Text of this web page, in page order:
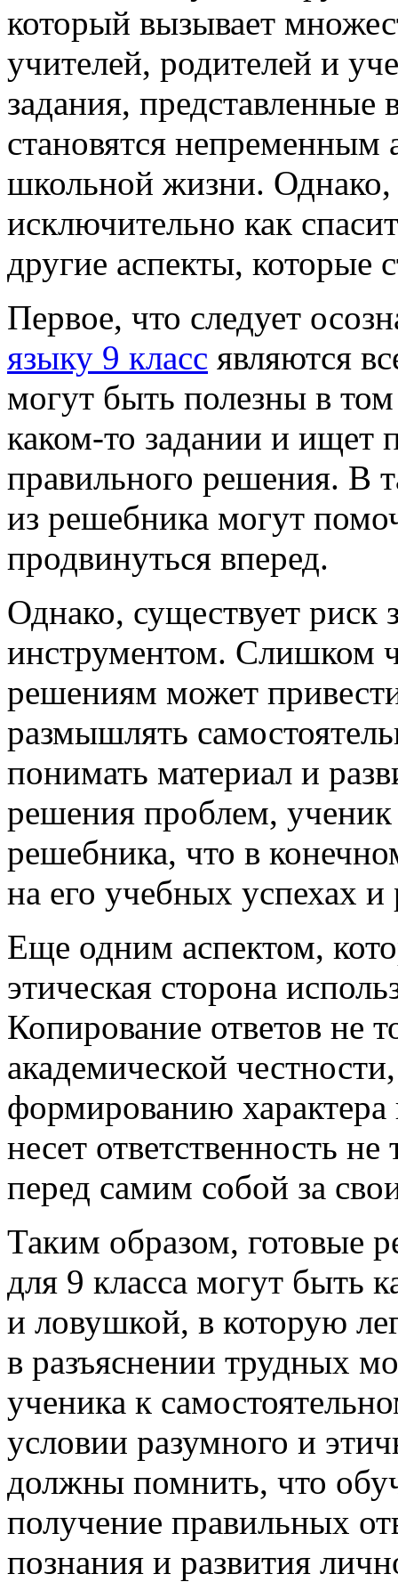
который вызывает
учителей, родителей и
задания,
становятся непременным
школьной жизни. Однако,
исключительно как
другие аспекты, которые
Первое, что следует
языку 9 класс являются
могут быть полезны в
каком-то задании и ищет
правильного решения. В
из решебника могут
продвинуться вперед.
Однако, существует риск
инструментом. Слишком
решениям может
размышлять
понимать материал и
решения проблем, ученик
решебника, что в
на его учебных успехах и
Еще одним аспектом,
этическая сторона
Копирование ответов не
академической
формированию
несет ответственность
перед самим собой за
Таким образом, готовые
для 9 класса могут быть
и ловушкой, в которую
в разъяснении трудных
ученика к
условии разумного и
должны помнить, что
получение правильных
познания и развития